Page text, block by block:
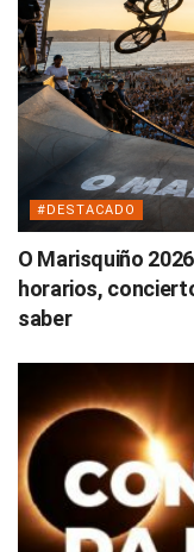
#DESTACADO
O Marisquiño
horarios,
saber